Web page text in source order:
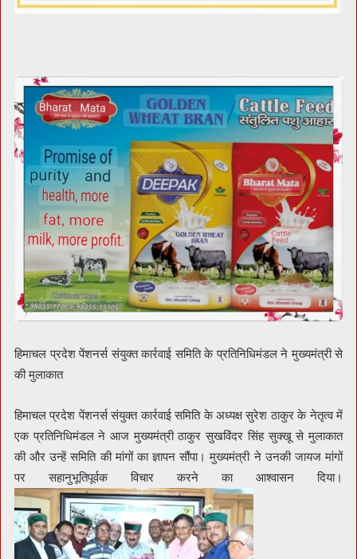
हिमाचल प्रदेश पेंशनर्स संयुक्त कार्रवाई समिति के प्रतिनिधिमंडल ने मुख्यमंत्री से
की मुलाकात
हिमाचल प्रदेश पेंशनर्स संयुक्त कार्रवाई समिति के अध्यक्ष सुरेश ठाकुर के नेतृत्व में
एक प्रतिनिधिमंडल ने आज मुख्यमंत्री ठाकुर सुखविंदर सिंह सुक्खू से मुलाकात
की और उन्हें समिति की मांगों का ज्ञापन सौंपा। मुख्यमंत्री ने उनकी जायज मांगों
पर सहानुभूतिपूर्वक विचार करने का आश्वासन दिया।